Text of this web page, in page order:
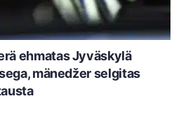
ehmatas Jyväskylä
mänedžer selgitas